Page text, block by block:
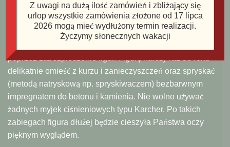
Wysokość ok. 18 cm
Naturalne zmiany związane z wpływem otoczenia i
poprzez zabezpieczenie figur. Figurę należy raz do roku
delikatnie omieść z kurzu i zanieczyszczeń oraz spryskać
(metodą natryskową np. spryskiwaczem) bezbarwnym
impregnatem do betonu i kamienia. Nie wolno używać
żadnych myjek ciśnieniowych typu Karcher. Po takich
zabiegach figura dłużej będzie cieszyła Państwa oczy
pięknym wyglądem.
Z uwagi na dużą ilość zamówień i zbliżający się
urlop wszystkie zamówienia złożone od 17 lipca
2026 mogą mieć wydłużony termin realizacji.
Życzymy słonecznych wakacji